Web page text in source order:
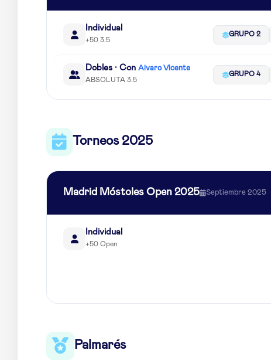
Individual
+50 3.5
GRUPO 2
Dobles · Con Alvaro Vicente
ABSOLUTA 3.5
GRUPO 4
Torneos 2025
Madrid Móstoles Open 2025 Septiembre 2025
Individual
+50 Open
Palmarés